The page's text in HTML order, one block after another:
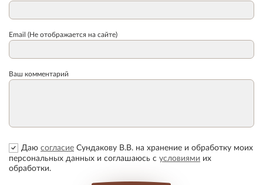
Email (Не отображается на сайте)
Ваш комментарий
Даю согласие Сундакову В.В. на хранение и обработку моих
персональных данных и соглашаюсь с условиями их
обработки.